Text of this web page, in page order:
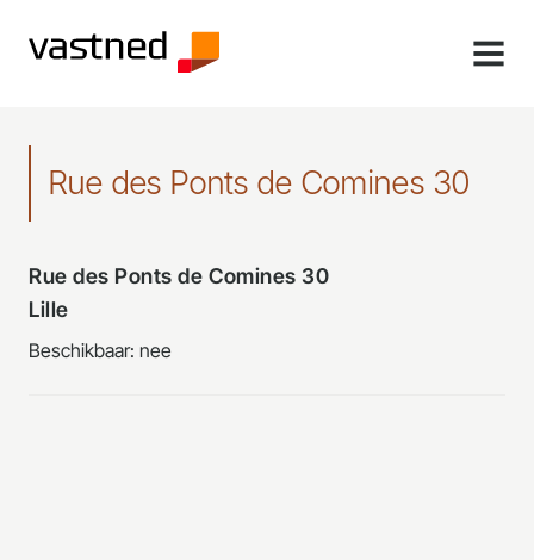
MENU
Rue des Ponts de Comines 30
Rue des Ponts de Comines 30
Lille
Beschikbaar: nee